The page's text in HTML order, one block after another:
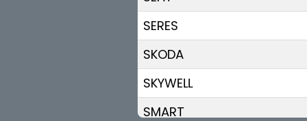
SERES
SKODA
SKYWELL
SMART